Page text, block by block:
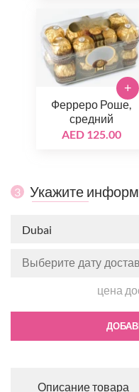
Ферреро Роше,
средний
AED 125.00
+
3 Укажите
Dubai
цена
Описание товара